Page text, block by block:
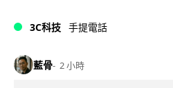
3C科技 手提電話
藍骨 2 小時